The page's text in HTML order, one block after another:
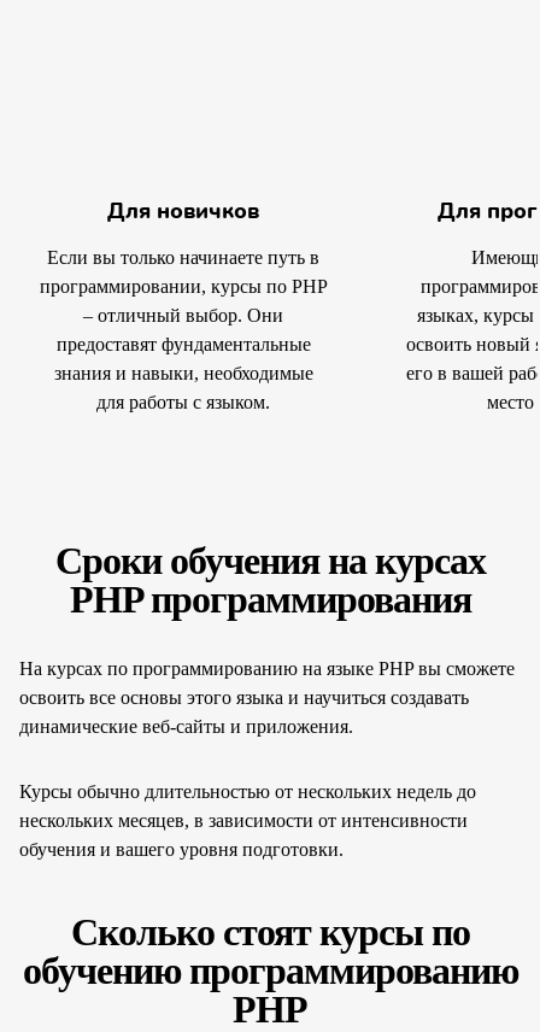
Для новичков
Если вы только начинаете путь в
программировании, курсы по PHP
– отличный выбор. Они
предоставят фундаментальные
знания и навыки, необходимые
для работы с языком.
Для
языках, курсы
освоить новый
его в вашей
место
Сроки обучения на курсах
PHP программирования
На курсах по программированию на языке PHP вы сможете
освоить все основы этого языка и научиться создавать
динамические веб-сайты и приложения.
Курсы обычно длительностью от нескольких недель до
нескольких месяцев, в зависимости от интенсивности
обучения и вашего уровня подготовки.
Сколько стоят курсы по
обучению программированию
PHP